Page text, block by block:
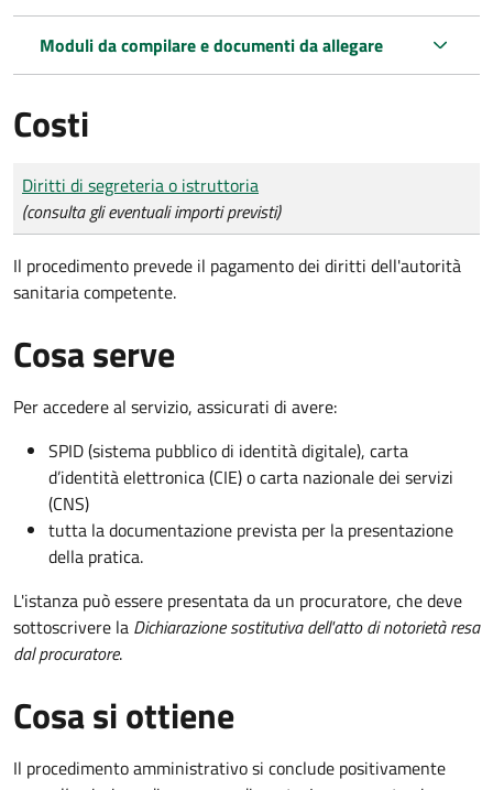
Moduli da compilare e documenti da allegare
Costi
Tipo di pagamento
Importo
Diritti di segreteria o istruttoria
(consulta gli eventuali importi previsti)
Il procedimento prevede il pagamento dei diritti dell'autorità
sanitaria competente.
Cosa serve
Per accedere al servizio, assicurati di avere:
SPID (sistema pubblico di identità digitale), carta
d’identità elettronica (CIE) o carta nazionale dei servizi
(CNS)
tutta la documentazione prevista per la presentazione
della pratica.
L'istanza può essere presentata da un procuratore, che deve
sottoscrivere la Dichiarazione sostitutiva dell'atto di notorietà resa
dal procuratore.
Cosa si ottiene
Il procedimento amministrativo si conclude positivamente